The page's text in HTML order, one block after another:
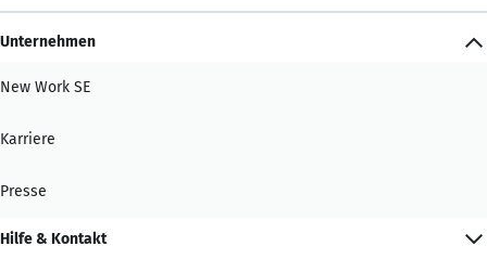
Unternehmen
New Work SE
Karriere
Presse
Hilfe & Kontakt